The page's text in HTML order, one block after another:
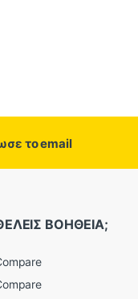
το email
ΒΟΗΘΕΙΑ;